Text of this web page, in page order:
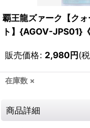
覇王龍ズァーク【ク
ト】{AGOV-JPS01}《
販売価格: 2,980円(
在庫数 ×
商品詳細